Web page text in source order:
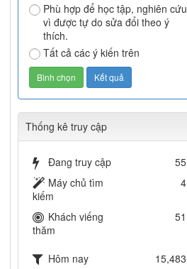
Phù hợp để học tập, nghiên cứu
vì được tự do sửa đổi theo ý
thích.
Tất cả các ý kiến trên
Thống kê truy cập
Đang truy cập
55
Máy chủ tìm
kiếm
4
Khách viếng
thăm
51
Hôm nay
15,483